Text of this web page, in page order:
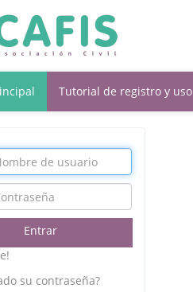
Tutorial de registro y uso
Entrar
su contraseña?